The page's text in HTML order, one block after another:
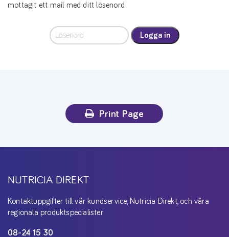
mottagit ett mail med ditt lösenord.
Logga in
Print Page
NUTRICIA DIREKT
Kontaktuppgifter till vår kundservice, Nutricia Direkt, och våra
regionala produktspecialister
08-24 15 30